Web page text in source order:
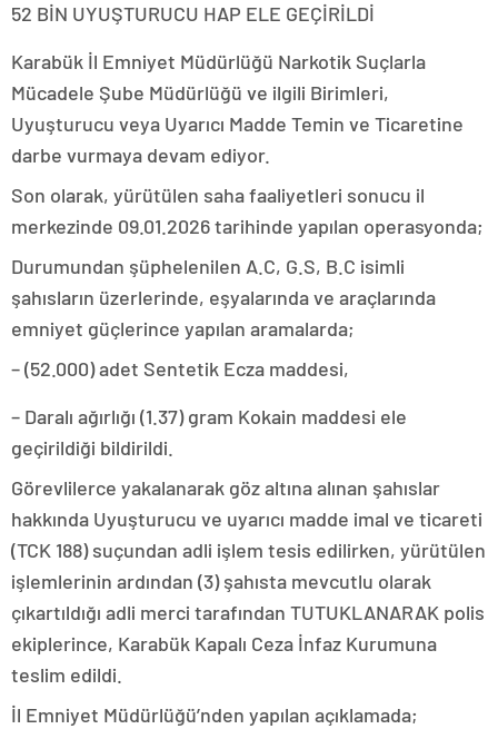
52 BİN UYUŞTURUCU HAP ELE GEÇİRİLDİ
Karabük İl Emniyet Müdürlüğü Narkotik Suçlarla
Mücadele Şube Müdürlüğü ve ilgili Birimleri,
Uyuşturucu veya Uyarıcı Madde Temin ve Ticaretine
darbe vurmaya devam ediyor.
Son olarak, yürütülen saha faaliyetleri sonucu il
merkezinde 09.01.2026 tarihinde yapılan operasyonda;
Durumundan şüphelenilen A.C, G.S, B.C isimli
şahısların üzerlerinde, eşyalarında ve araçlarında
emniyet güçlerince yapılan aramalarda;
– (52.000) adet Sentetik Ecza maddesi,
– Daralı ağırlığı (1.37) gram Kokain maddesi ele
geçirildiği bildirildi.
Görevlilerce yakalanarak göz altına alınan şahıslar
hakkında Uyuşturucu ve uyarıcı madde imal ve ticareti
(TCK 188) suçundan adli işlem tesis edilirken, yürütülen
işlemlerinin ardından (3) şahısta mevcutlu olarak
çıkartıldığı adli merci tarafından TUTUKLANARAK polis
ekiplerince, Karabük Kapalı Ceza İnfaz Kurumuna
teslim edildi.
İl Emniyet Müdürlüğü’nden yapılan açıklamada;